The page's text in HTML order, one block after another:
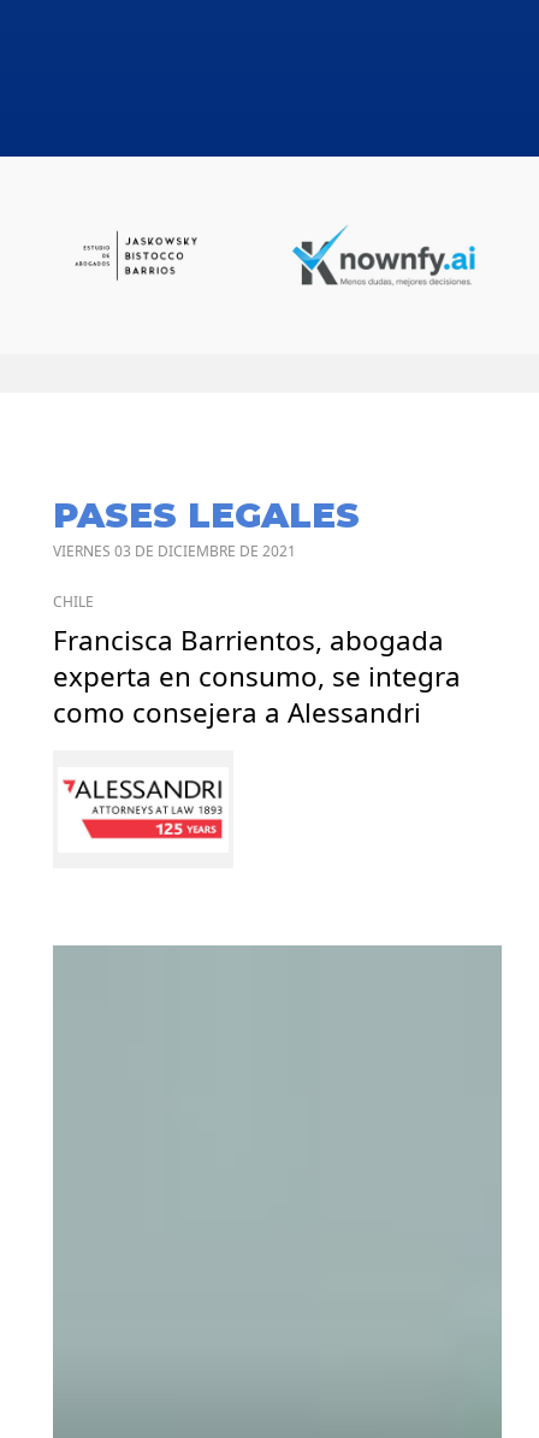
PASES LEGALES
VIERNES 03 DE DICIEMBRE DE 2021
CHILE
Francisca Barrientos, abogada
experta en consumo, se integra
como consejera a Alessandri